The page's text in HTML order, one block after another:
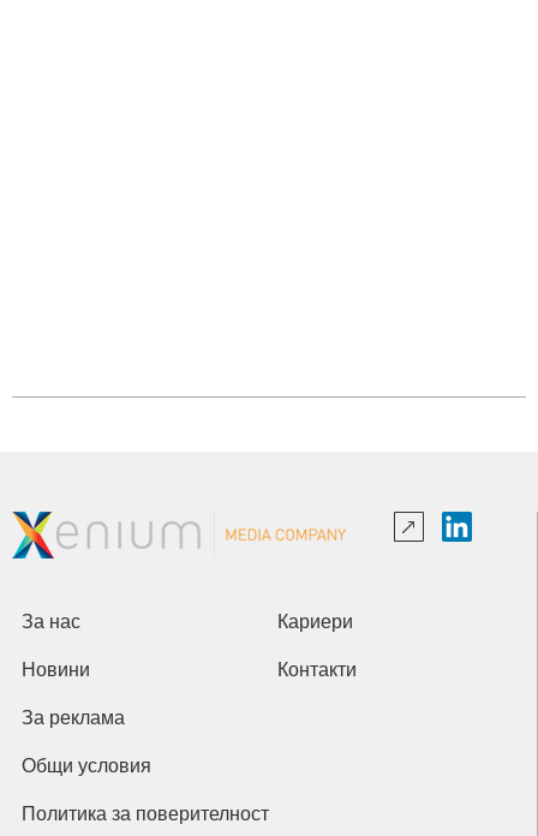
За нас Кариери
Новини Контакти
За реклама
Общи условия
Политика за поверителност